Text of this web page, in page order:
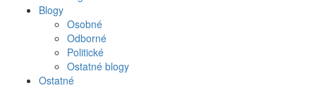
Blogy
Osobné
Odborné
Politické
Ostatné blogy
Ostatné